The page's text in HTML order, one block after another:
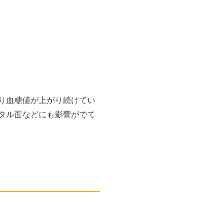
血糖値が上がり続けてい
ル面などにも影響がでて